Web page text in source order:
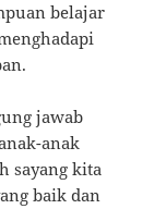
belajar
jawab
anak
sayang kita
baik dan